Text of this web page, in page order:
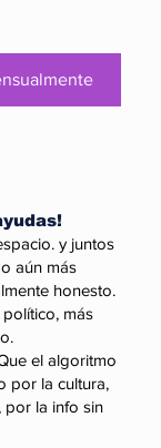
y juntos
aún más
honesto.
político, más
el algoritmo
por la cultura,
por la info sin